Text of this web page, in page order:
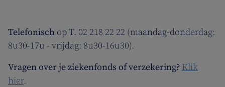
Telefonisch op T. 02 218 22 22 (maandag-donderdag:
8u30-17u - vrijdag: 8u30-16u30).
Vragen over je ziekenfonds of verzekering? Klik
hier.